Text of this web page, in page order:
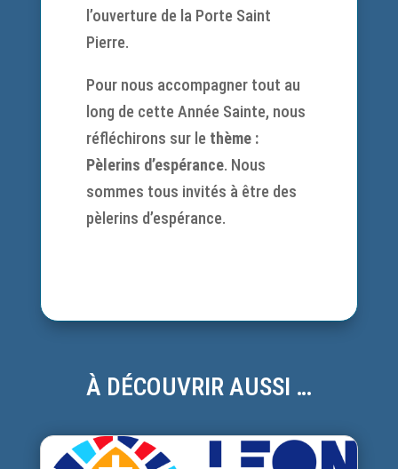
l’ouverture de la Porte Saint
Pierre.
Pour nous accompagner tout au
long de cette Année Sainte, nous
réfléchirons sur le thème :
Pèlerins d’espérance. Nous
sommes tous invités à être des
pèlerins d’espérance.
À DÉCOUVRIR AUSSI …